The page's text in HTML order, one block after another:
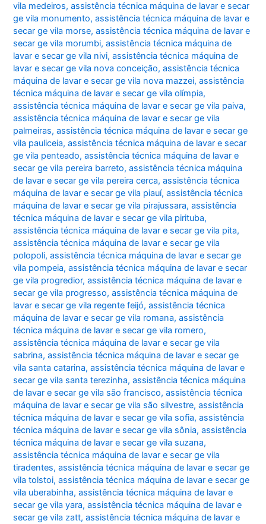
vila medeiros,assistência técnica máquina de lavar e secar
ge vila monumento,assistência técnica máquina de lavar e
secar ge vila morse,assistência técnica máquina de lavar e
secar ge vila morumbi,assistência técnica máquina de
lavar e secar ge vila nivi,assistência técnica máquina de
lavar e secar ge vila nova conceição,assistência técnica
máquina de lavar e secar ge vila nova mazzei,assistência
técnica máquina de lavar e secar ge vila olímpia,
assistência técnica máquina de lavar e secar ge vila paiva,
assistência técnica máquina de lavar e secar ge vila
palmeiras,assistência técnica máquina de lavar e secar ge
vila pauliceia,assistência técnica máquina de lavar e secar
ge vila penteado,assistência técnica máquina de lavar e
secar ge vila pereira barreto,assistência técnica máquina
de lavar e secar ge vila pereira cerca,assistência técnica
máquina de lavar e secar ge vila piauí,assistência técnica
máquina de lavar e secar ge vila pirajussara,assistência
técnica máquina de lavar e secar ge vila pirituba,
assistência técnica máquina de lavar e secar ge vila pita,
assistência técnica máquina de lavar e secar ge vila
polopoli,assistência técnica máquina de lavar e secar ge
vila pompeia,assistência técnica máquina de lavar e secar
ge vila progredior,assistência técnica máquina de lavar e
secar ge vila progresso,assistência técnica máquina de
lavar e secar ge vila regente feijó,assistência técnica
máquina de lavar e secar ge vila romana,assistência
técnica máquina de lavar e secar ge vila romero,
assistência técnica máquina de lavar e secar ge vila
sabrina,assistência técnica máquina de lavar e secar ge
vila santa catarina,assistência técnica máquina de lavar e
secar ge vila santa terezinha,assistência técnica máquina
de lavar e secar ge vila são francisco,assistência técnica
máquina de lavar e secar ge vila são silvestre,assistência
técnica máquina de lavar e secar ge vila sofia,assistência
técnica máquina de lavar e secar ge vila sônia,assistência
técnica máquina de lavar e secar ge vila suzana,
assistência técnica máquina de lavar e secar ge vila
tiradentes,assistência técnica máquina de lavar e secar ge
vila tolstoi,assistência técnica máquina de lavar e secar ge
vila uberabinha,assistência técnica máquina de lavar e
secar ge vila yara,assistência técnica máquina de lavar e
secar ge vila zatt,assistência técnica máquina de lavar e